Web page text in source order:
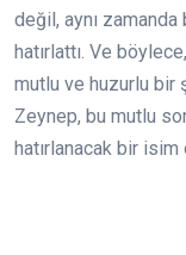
değil, aynı
hatırlattı. Ve
mutlu ve huzurlu bir
Zeynep, bu mutlu
hatırlanacak bir isim